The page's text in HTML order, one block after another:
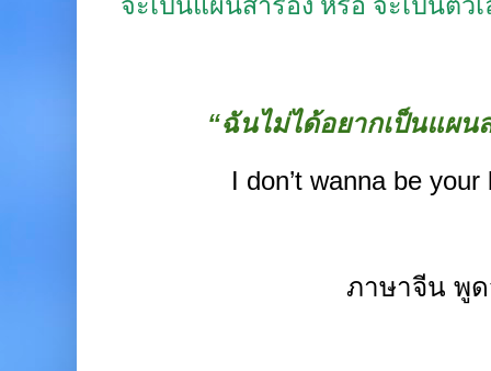
จะเป็นแผนสำรอง หรือ จะเป็นตัว
“ฉันไม่ได้อยากเป็นแผ
I don’t wanna be
ภาษาจีน พู